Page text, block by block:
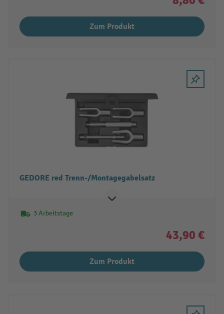
Zum Produkt
GEDORE red Trenn-/Montagegabelsatz
3 Arbeitstage
43,90 €
Zum Produkt